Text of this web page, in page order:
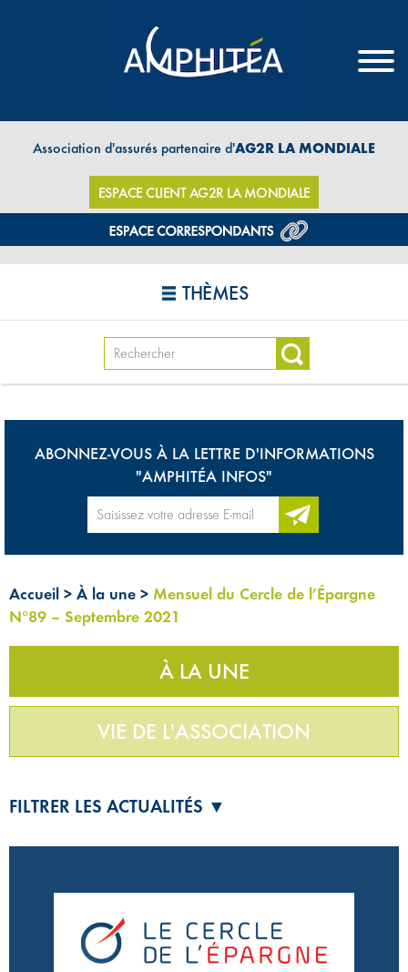
Association d'assurés partenaire d'AG2R LA MONDIALE
ESPACE CLIENT AG2R LA MONDIALE
THÈMES
ABONNEZ-VOUS À LA LETTRE D'INFORMATIONS
"AMPHITÉA INFOS"
Accueil > À la une > Mensuel du Cercle de l’Épargne
N°89 – Septembre 2021
À LA UNE
VIE DE L'ASSOCIATION
FILTRER LES ACTUALITÉS ▼